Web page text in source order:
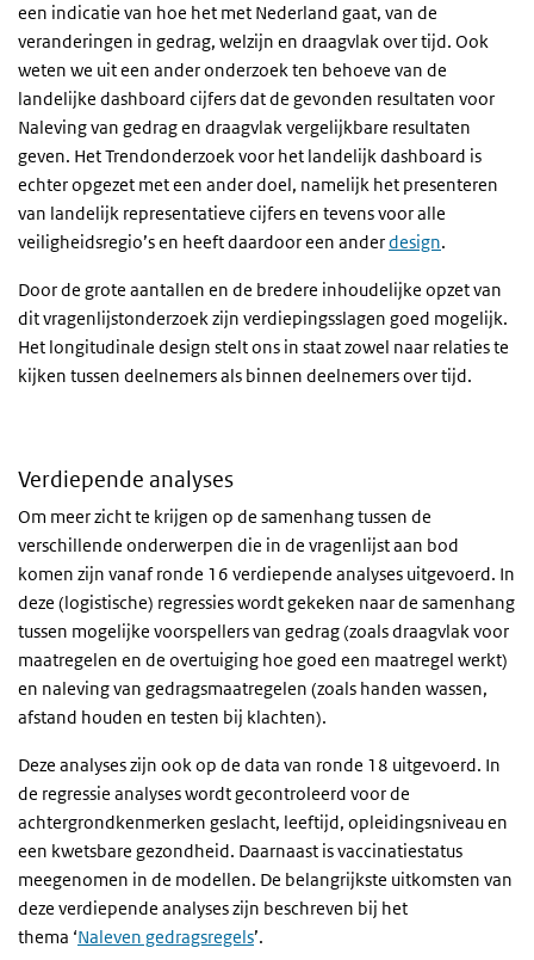
een indicatie van hoe het met Nederland gaat, van de
veranderingen in gedrag, welzijn en draagvlak over tijd. Ook
weten we uit een ander onderzoek ten behoeve van de
landelijke dashboard cijfers dat de gevonden resultaten voor
Naleving van gedrag en draagvlak vergelijkbare resultaten
geven. Het Trendonderzoek voor het landelijk dashboard is
echter opgezet met een ander doel, namelijk het presenteren
van landelijk representatieve cijfers en tevens voor alle
veiligheidsregio’s en heeft daardoor een anderdesign.
Door de grote aantallen en de bredere inhoudelijke opzet van
dit vragenlijstonderzoek zijn verdiepingsslagen goed mogelijk.
Het longitudinale design stelt ons in staat zowel naar relaties te
kijken tussen deelnemers als binnen deelnemers over tijd.
Verdiepende analyses
Om meer zicht te krijgen op de samenhang tussen de
verschillende onderwerpen die in de vragenlijst aan bod
komen zijn vanaf ronde 16 verdiepende analyses uitgevoerd. In
deze (logistische) regressies wordt gekeken naar de samenhang
tussen mogelijke voorspellers van gedrag (zoals draagvlak voor
maatregelen en de overtuiging hoe goed een maatregel werkt)
en naleving van gedragsmaatregelen (zoals handen wassen,
afstand houden en testen bij klachten).
Deze analyses zijn ook op de data van ronde 18 uitgevoerd. In
de regressie analyses wordt gecontroleerd voor de
achtergrondkenmerken geslacht, leeftijd, opleidingsniveau en
een kwetsbare gezondheid. Daarnaast is vaccinatiestatus
meegenomen in de modellen. De belangrijkste uitkomsten van
deze verdiepende analyses zijn beschreven bij het
thema ‘Naleven gedragsregels’.